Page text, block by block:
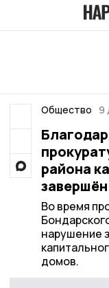
Общество 9
района
завершён
Во время
нарушение
домов.